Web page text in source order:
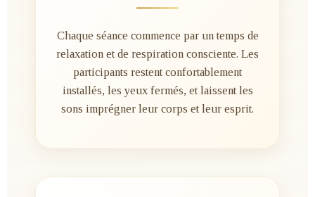
Chaque séance commence par un temps de
relaxation et de respiration consciente. Les
participants restent confortablement
installés, les yeux fermés, et laissent les
sons imprégner leur corps et leur esprit.